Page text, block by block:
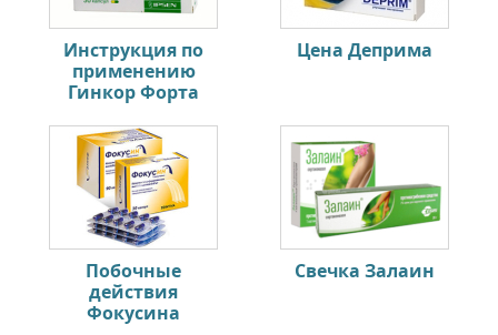
Инструкция по
применению
Гинкор Форта
Цена Деприма
Побочные
действия
Фокусина
Свечка Залаин